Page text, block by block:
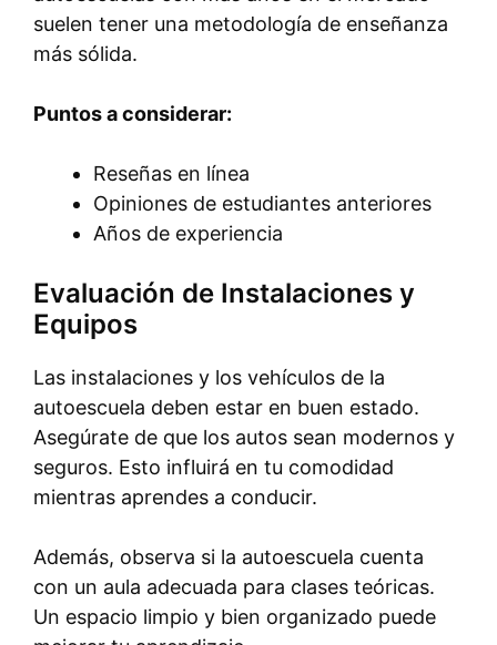
suelen tener una metodología de enseñanza
más sólida.
Puntos a considerar:
Reseñas en línea
Opiniones de estudiantes anteriores
Años de experiencia
Evaluación de Instalaciones y
Equipos
Las instalaciones y los vehículos de la
autoescuela deben estar en buen estado.
Asegúrate de que los autos sean modernos y
seguros. Esto influirá en tu comodidad
mientras aprendes a conducir.
Además, observa si la autoescuela cuenta
con un aula adecuada para clases teóricas.
Un espacio limpio y bien organizado puede